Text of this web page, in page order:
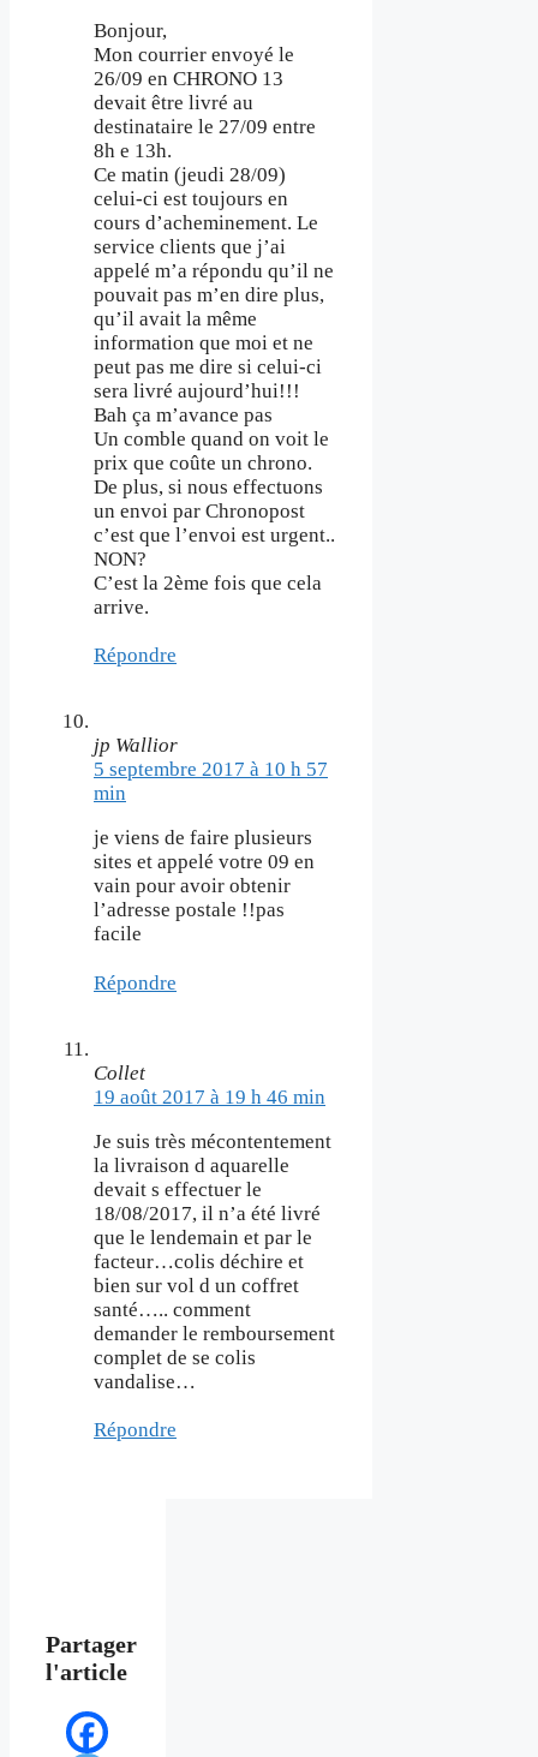
Bonjour,
Mon courrier envoyé le
26/09 en CHRONO 13
devait être livré au
destinataire le 27/09 entre
8h e 13h.
Ce matin (jeudi 28/09)
celui-ci est toujours en
cours d’acheminement. Le
service clients que j’ai
appelé m’a répondu qu’il ne
pouvait pas m’en dire plus,
qu’il avait la même
information que moi et ne
peut pas me dire si celui-ci
sera livré aujourd’hui!!!
Bah ça m’avance pas
Un comble quand on voit le
prix que coûte un chrono.
De plus, si nous effectuons
un envoi par Chronopost
c’est que l’envoi est urgent..
NON?
C’est la 2ème fois que cela
arrive.
Répondre
jp Wallior
5 septembre 2017 à 10 h 57
min
je viens de faire plusieurs
sites et appelé votre 09 en
vain pour avoir obtenir
l’adresse postale !!pas
facile
Répondre
Collet
19 août 2017 à 19 h 46 min
Je suis très mécontentement
la livraison d aquarelle
devait s effectuer le
18/08/2017, il n’a été livré
que le lendemain et par le
facteur…colis déchire et
bien sur vol d un coffret
santé….. comment
demander le remboursement
complet de se colis
vandalise…
Répondre
Partager
l'article